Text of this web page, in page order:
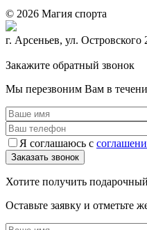
© 2026 Магия спорта
г. Арсеньев, ул.
Закажите обратный звонок
Мы перезвоним Вам в
Я соглашаюсь с
Хотите получить
Оставьте заявку и отметьте